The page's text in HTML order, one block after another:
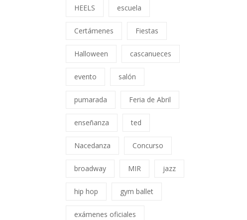
HEELS escuela
Certámenes Fiestas
Halloween cascanueces
evento salón
pumarada Feria de Abril
enseñanza ted
Nacedanza Concurso
broadway MIR jazz
hip hop gym ballet
exámenes oficiales